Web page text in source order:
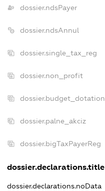
dossier.ndsPayer
dossier.ndsAnnul
dossier.single_tax_reg
dossier.non_profit
dossier.budget_dotation
dossier.palne_akciz
dossier.bigTaxPayerReg
dossier.declarations.title
dossier.declarations.noData